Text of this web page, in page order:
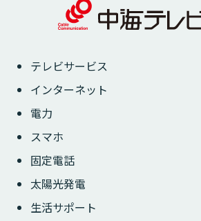
テレビサービス
インターネット
電力
スマホ
固定電話
太陽光発電
生活サポート